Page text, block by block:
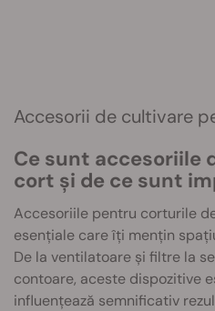
Accesorii de cultivare
Ce sunt accesoriile
cort și de ce sunt
Accesoriile pentru corturile
esențiale care îți mențin
De la ventilatoare și filtre la
contoare, aceste dispozitive
influențează semnificativ